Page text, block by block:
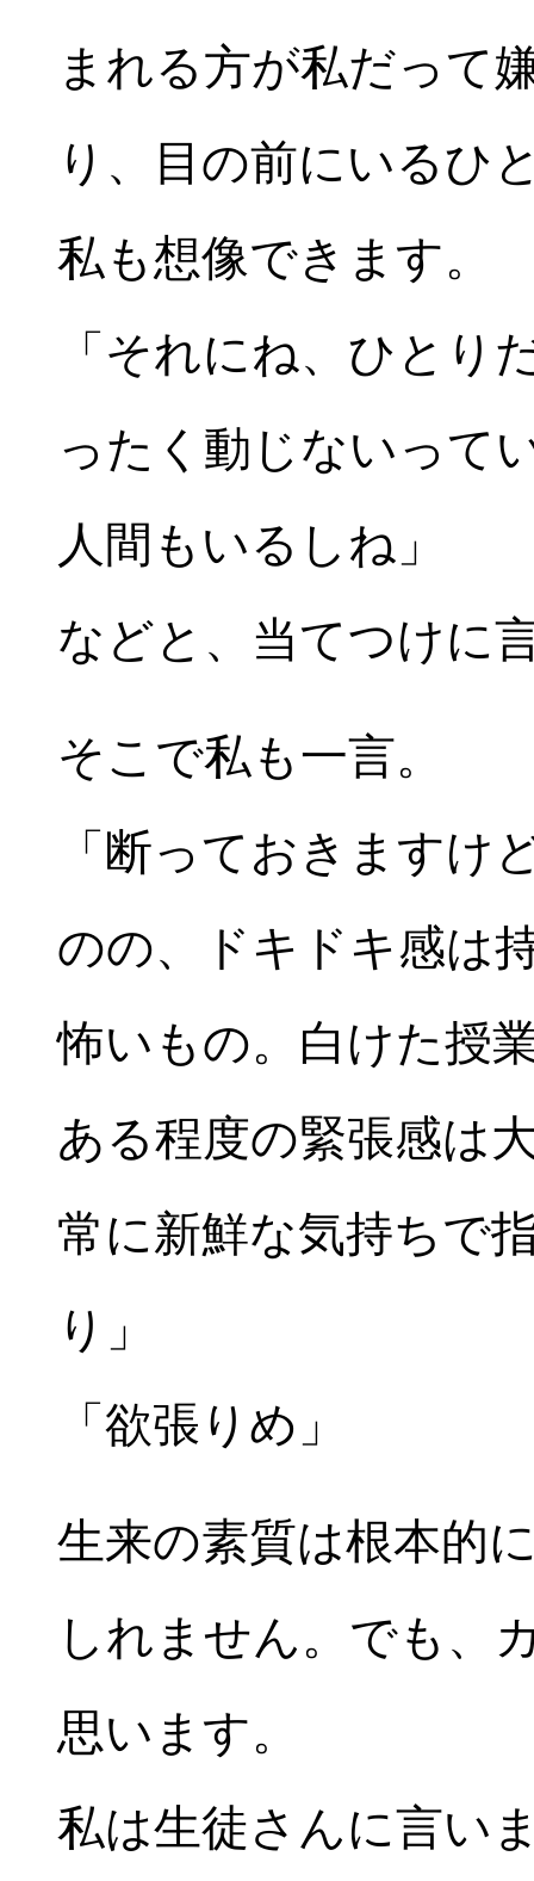
まれる方が私だって
り、目の前にいるひ
私も想像できます。
「それにね、ひとり
ったく動じないって
人間もいるしね」
などと、当てつけに
そこで私も一言。
「断っておきますけ
のの、ドキドキ感は
怖いもの。白けた授
ある程度の緊張感は
常に新鮮な気持ちで
り」
「欲張りめ」
生来の素質は根本的
しれません。でも、
思います。
私は生徒さんに言い